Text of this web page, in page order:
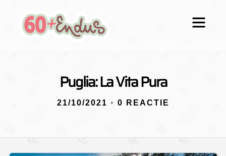
Puglia: La Vita Pura
21/10/2021 • 0 REACTIE